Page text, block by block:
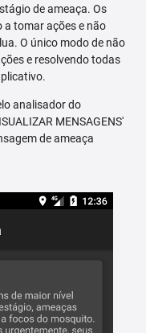
de ameaça. Os
a tomar ações e não
O único modo de não
e resolvendo todas
analisador do
MENSAGENS'
de ameaça